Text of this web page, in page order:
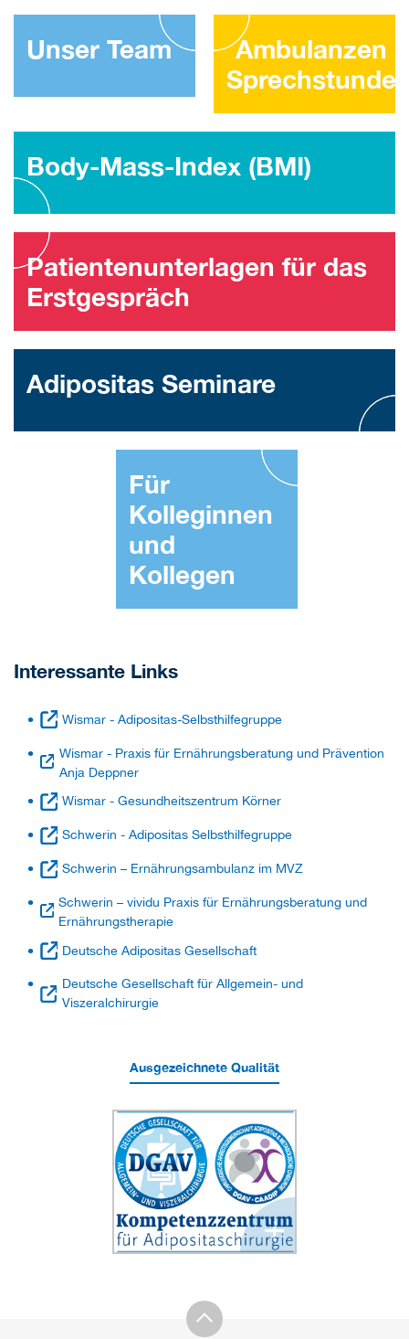
Unser Team
Ambulanzen
Body-Mass-Index (BMI)
Patientenunterlagen für das
Erstgespräch
Adipositas Seminare
Für
Kolleginnen
und
Kollegen
Interessante Links
Wismar - Adipositas-Selbsthilfegruppe
Wismar - Praxis für Ernährungsberatung und Prävention
Anja Deppner
Wismar - Gesundheitszentrum Körner
Schwerin - Adipositas Selbsthilfegruppe
Schwerin – Ernährungsambulanz im MVZ
Schwerin – vividu Praxis für Ernährungsberatung und
Ernährungstherapie
Deutsche Adipositas Gesellschaft
Deutsche Gesellschaft für Allgemein- und
Viszeralchirurgie
Ausgezeichnete Qualität
+